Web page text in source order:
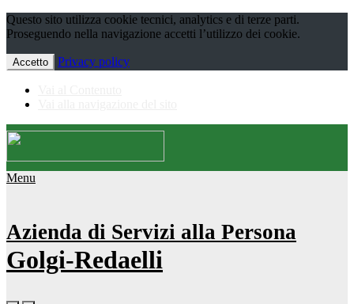
Questo sito utilizza cookie tecnici, analytics e di terze parti.
Proseguendo nella navigazione accetti l’utilizzo dei cookie.
Accetto Privacy policy
Menu
Azienda di Servizi alla Persona
Golgi-Redaelli